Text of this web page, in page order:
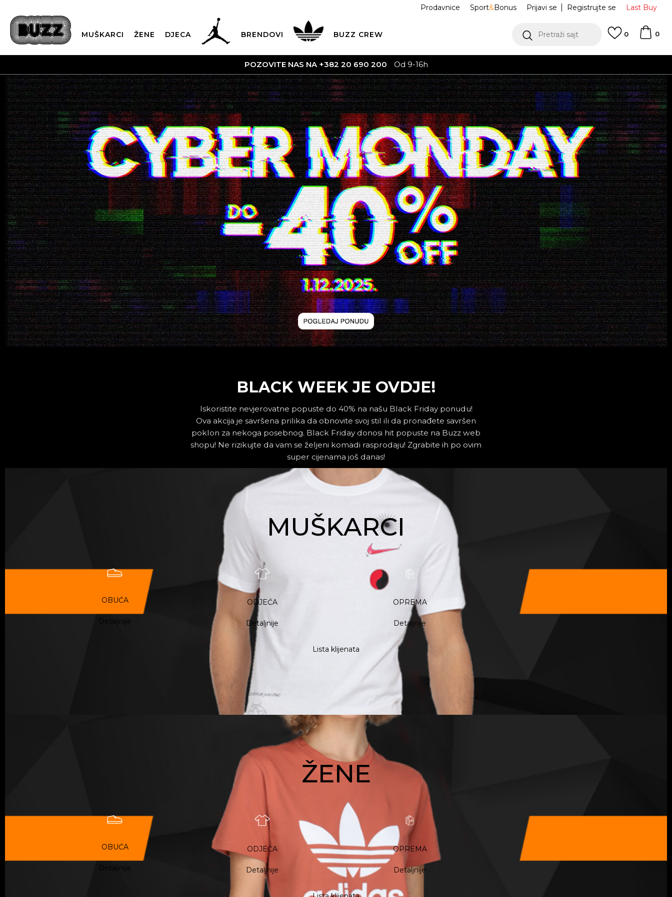
Last Buy
Prijavi se Registrujte se
Prodavnice Sport&Bonus
MUŠKARCI ŽENE DJECA BRENDOVI BUZZ CREW Pretraži sajt 0
0
BESPLATNA DOSTAVA na teritoriji CG za sve poružbine u vrijednosti preko 30 EUR
BLACK WEEK JE OVDJE!
Iskoristite nevjerovatne popuste do 40% na našu Black Friday ponudu!
Ova akcija je savršena prilika da obnovite svoj stil ili da pronađete savršen
poklon za nekoga posebnog. Black Friday donosi hit popuste na Buzz web
shopu! Ne rizikujte da vam se željeni komadi rasprodaju! Zgrabite ih po ovim
super cijenama još danas!
MUŠKARCI
OBUĆA
Detaljnije
ODJEĆA
Detaljnije
OPREMA
Detaljnije
Lista klijenata
ŽENE
OBUĆA
Detaljnije
ODJEĆA
Detaljnije
OPREMA
Detaljnije